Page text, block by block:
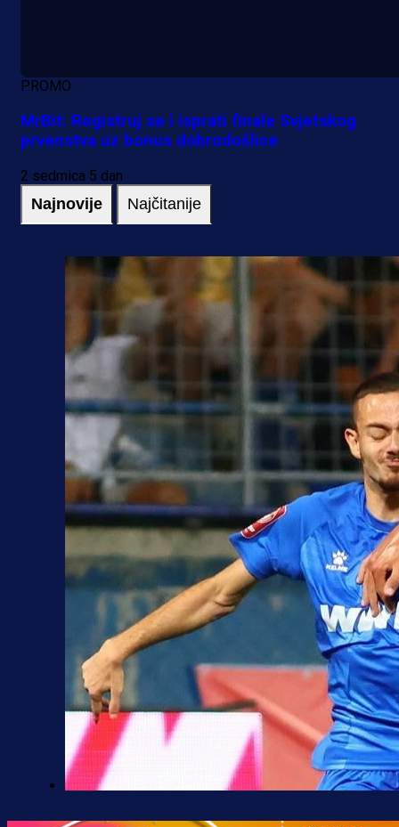
PROMO
MrBit: Registruj se i isprati finale Svjetskog
prvenstva uz bonus dobrodošlice
2 sedmica 5 dan
Najnovije Najčitanije